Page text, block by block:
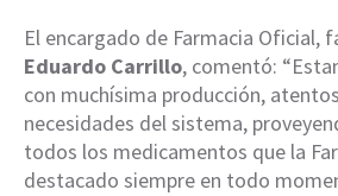
El encargado de Farmacia Oficial,
Eduardo Carrillo, comentó:
con muchísima producción,
necesidades del sistema,
todos los medicamentos que la
destacado siempre en todo